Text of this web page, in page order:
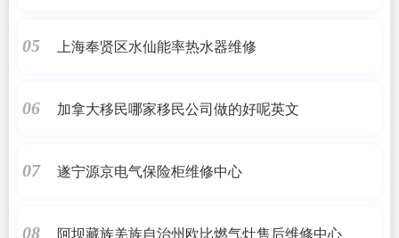
05 上海奉贤区水仙能率热水器维修
06 加拿大移民哪家移民公司做的好呢英文
07 遂宁源京电气保险柜维修中心
08 阿坝藏族羌族自治州欧比燃气灶售后维修中心